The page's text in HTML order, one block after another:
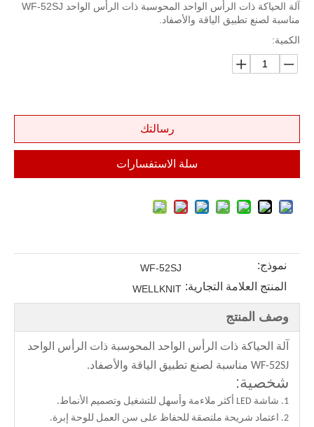
آلة الحياكة ذات الرأس الواحد المحوسبة ذات الرأس الواحد WF-52SJ
مناسبة لصنع تطبيق الياقة والأصفاد.
الكمية:
رسالتك
سلة الاستفسارات
نموذج: WF-52SJ
المنتج العلامة التجارية: WELLKNIT
وصف المنتج
آلة الحياكة ذات الرأس الواحد المحوسبة ذات الرأس الواحد
WF-52SJ مناسبة لصنع تطبيق الياقة والأصفاد.
شخصية:
1. شاشة LED أكثر ملاءمة وأسهل للتشغيل وتصميم الأنماط.
2. اعتماد شريحة ملتصقة للحفاظ على سن العمل للوحة إبرة.